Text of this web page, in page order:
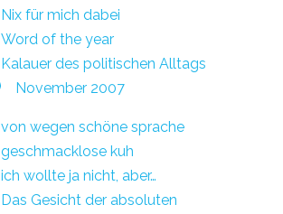
Nix für mich dabei
Word of the year
Kalauer des politischen Alltags
November 2007
von wegen schöne sprache
geschmacklose kuh
ich wollte ja nicht, aber…
Das Gesicht der absoluten